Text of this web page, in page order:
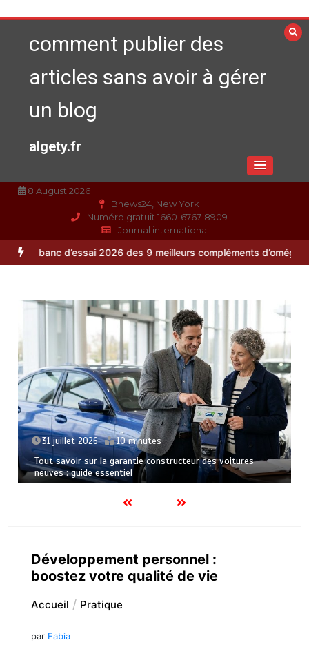
au
contenucomment publier des
articles sans avoir à gérer
un blog
algety.fr
8 August 2026
Bnews24, New York
Numéro gratuit 1660-6767-8909
Journal international
2026 des 9 meilleurs compléments d’oméga 3 Alimentation
minutes
constructeur des voitures
23 juillet 2026
Le soutien de la
des grands repas
Développement personnel :
boostez votre qualité de vie
Accueil Pratique
par Fabia